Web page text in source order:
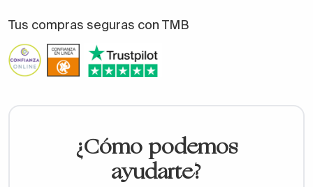
Tus compras seguras con TMB
¿Cómo podemos
ayudarte?